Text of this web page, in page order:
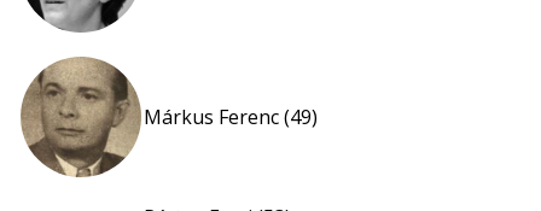
Márkus Ferenc (49)